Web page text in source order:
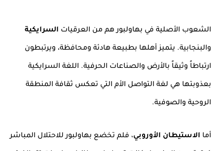
الشعوب الأصلية في بهاولبور هم من العرقيات السرايكية
والبنجابية. يتميز أهلها بطبيعة هادئة ومحافظة، ويرتبطون
ارتباطاً وثيقاً بالأرض والصناعات الحرفية. اللغة السرايكية
بعذوبتها هي لغة التواصل الأم التي تعكس ثقافة المنطقة
الروحية والصوفية.
أما الاستيطان الأوروبي، فلم تخضع بهاولبور للاحتلال المباشر